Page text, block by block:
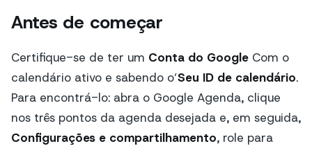
Antes de começar
Certifique-se de ter um Conta do Google Com o
calendário ativo e sabendo o’Seu ID de calendário.
Para encontrá-lo: abra o Google Agenda, clique
nos três pontos da agenda desejada e, em seguida,
Configurações e compartilhamento, role para